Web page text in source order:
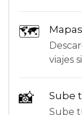
🗺
viajes
📸 Sube
Sube